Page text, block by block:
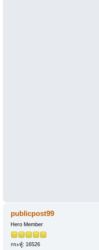
publicpost99
Hero Member
กระทู้: 16526